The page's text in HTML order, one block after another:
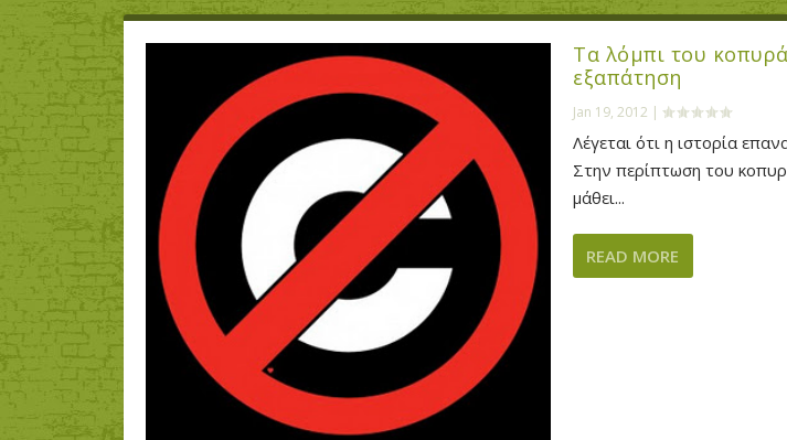
Τα λόμπι του
εξαπάτηση
Jan 19, 2012 |
Λέγεται ότι η ιστορία
Στην περίπτωση του
μάθει...
READ MORE